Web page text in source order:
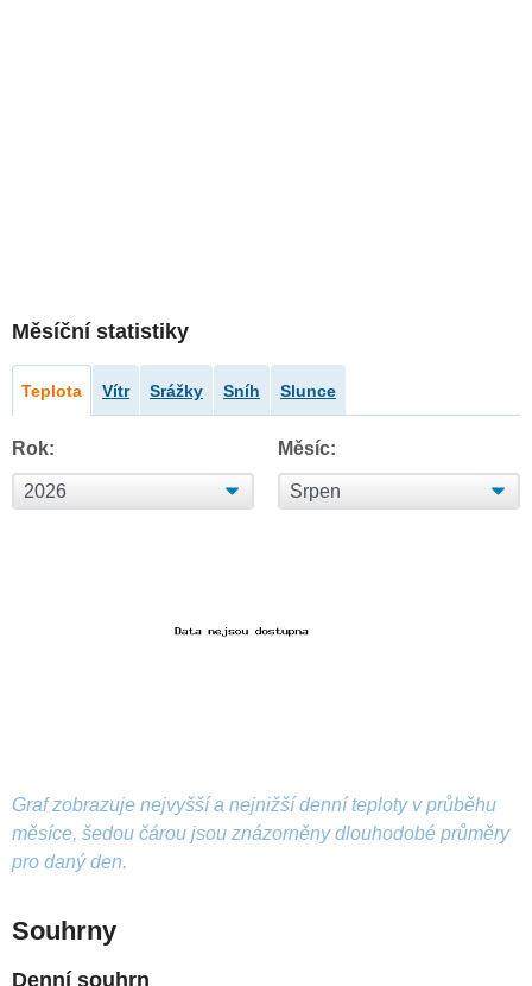
Měsíční statistiky
Teplota Vítr Srážky Sníh Slunce
Rok: Měsíc:
Graf zobrazuje nejvyšší a nejnižší denní teploty v průběhu
měsíce, šedou čárou jsou znázorněny dlouhodobé průměry
pro daný den.
Souhrny
Denní souhrn